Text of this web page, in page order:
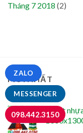
Tháng 7 2018 (2)
MỚI NHẤT
Pallet
MESSENGER
ZALO
098.442.3150